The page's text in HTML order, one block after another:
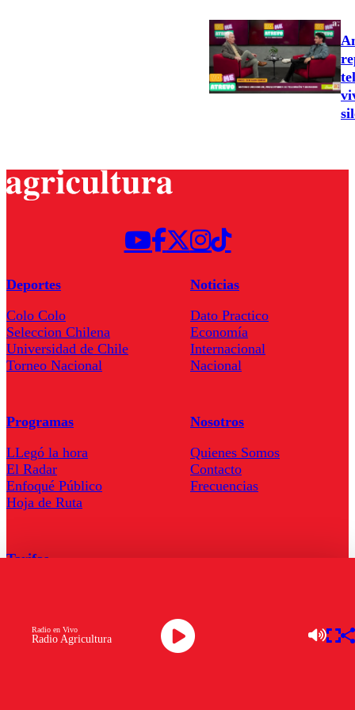
Radio Agricultura
Radio en Vivo
Deportes
Colo Colo
Seleccion Chilena
Universidad de Chile
Torneo Nacional
Noticias
Dato Practico
Economía
Internacional
Nacional
Programas
LLegó la hora
El Radar
Enfoqué Público
Hoja de Ruta
Nosotros
Quienes Somos
Contacto
Frecuencias
Tarifas